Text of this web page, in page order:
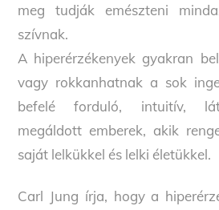
meg tudják emészteni
szívnak.
A hiperérzékenyek gyakran
vagy rokkanhatnak a sok
befelé forduló, intuitív,
megáldott emberek, akik
saját lelkükkel és lelki életükkel.
Carl Jung írja, hogy a